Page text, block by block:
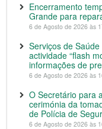
Encerramento
Grande para
6 de Agosto de 2026 às
Serviços de
actividade “flash
informações de
6 de Agosto de 2026 às
O Secretário para
cerimónia da
de Polícia de
6 de Agosto de 2026 às